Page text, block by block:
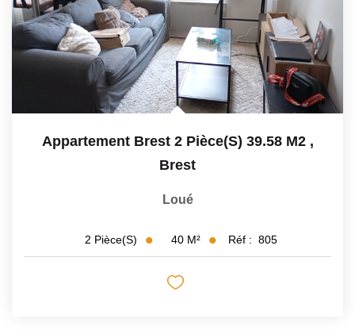
Appartement Brest 2 Pièce(s) 39.58 M2 ,
Brest
Loué
2 Pièce(s) 40 M² Réf : 805